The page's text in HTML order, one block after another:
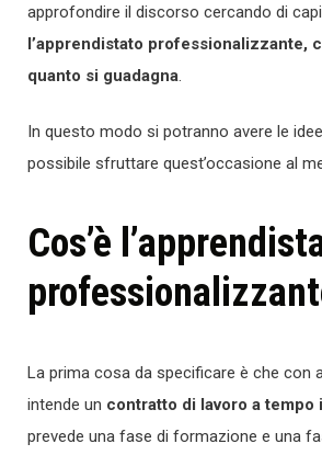
approfondire il discorso cercando di
l’apprendistato professionalizzante,
quanto si guadagna
In questo modo si potranno avere le
possibile sfruttare quest’occasione al
Cos’è
La prima cosa da specificare è che con
intende un contratto di lavoro a tempo
prevede una fase di formazione e una